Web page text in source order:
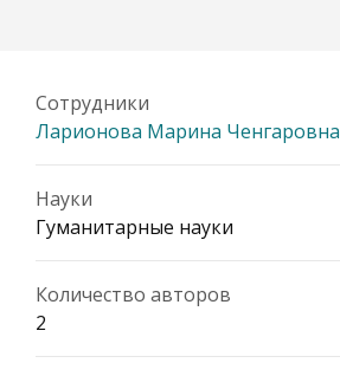
Сотрудники
Ларионова Марина Ченгаровна
Науки
Гуманитарные науки
Количество авторов
2